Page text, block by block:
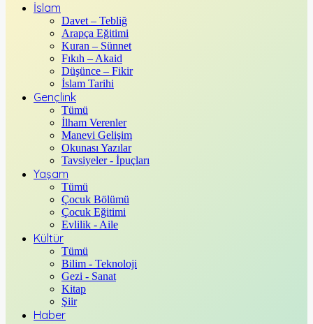
İslam
Davet – Tebliğ
Arapça Eğitimi
Kuran – Sünnet
Fıkıh – Akaid
Düşünce – Fikir
İslam Tarihi
Gençlink
Tümü
İlham Verenler
Manevi Gelişim
Okunası Yazılar
Tavsiyeler - İpuçları
Yaşam
Tümü
Çocuk Bölümü
Çocuk Eğitimi
Evlilik - Aile
Kültür
Tümü
Bilim - Teknoloji
Gezi - Sanat
Kitap
Şiir
Haber